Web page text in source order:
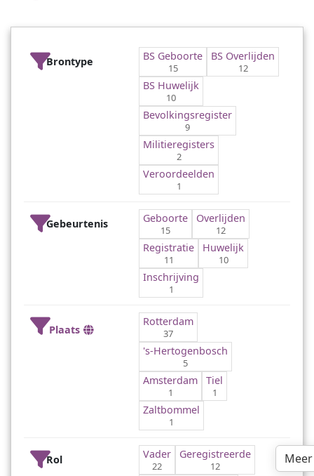
Brontype BS Geboorte
15
BS Overlijden
12
BS Huwelijk
10
Bevolkingsregister
9
Militieregisters
2
Veroordeelden
1
Gebeurtenis Geboorte
15
Overlijden
12
Registratie
11
Huwelijk
10
Inschrijving
1
Plaats
Rotterdam
37
's-Hertogenbosch
5
Amsterdam
1
Tiel
1
Zaltbommel
1
Rol Vader
22
Geregistreerde
12